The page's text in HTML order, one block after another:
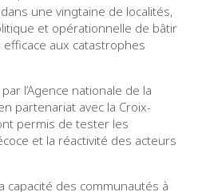
une vingtaine de localités,
et opérationnelle de bâtir
aux catastrophes
l’Agence nationale de la
partenariat avec la Croix-
permis de tester les
et la réactivité des acteurs
capacité des communautés à